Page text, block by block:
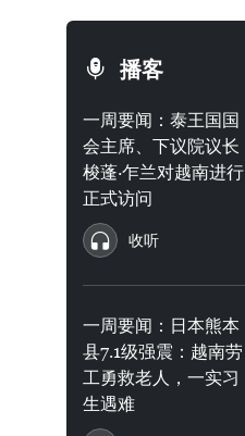
播客
一周要闻：泰王国国
会主席、下议院议长
梭蓬·乍兰对越南进行
正式访问
收听
一周要闻：日本熊本
县7.1级强震：越南劳
工勇救老人，一实习
生遇难